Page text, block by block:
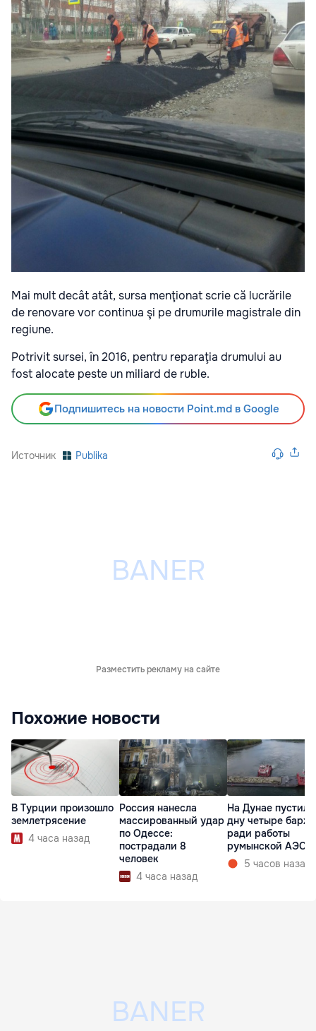
Mai mult decât atât, sursa menţionat scrie că lucrările
de renovare vor continua şi pe drumurile magistrale din
regiune.
Potrivit sursei, în 2016, pentru reparaţia drumului au
fost alocate peste un miliard de ruble.
Подпишитесь на новости Point.md в Google
Источник Publika
Разместить рекламу на сайте
Похожие новости
В Турции произошло
землетрясение
4 часа назад
Россия нанесла
массированный удар
по Одессе:
пострадали 8
человек
4 часа назад
На Дунае
дну четыре
ради работы
румынской АЭС
5 часов назад